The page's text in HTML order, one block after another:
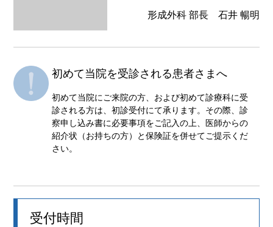
形成外科 部長 石井 暢明
初めて当院を受診される患者さまへ
初めて当院にご来院の方、および初めて診療科に受
診される方は、初診受付にて承ります。その際、診
察申し込み書に必要事項をご記入の上、医師からの
紹介状（お持ちの方）と保険証を併せてご提示くだ
さい。
受付時間